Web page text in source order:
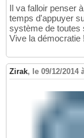
Il va falloir penser
temps d'appuyer
système de toutes
Vive la démocratie !
Zirak, le 09/12/2014